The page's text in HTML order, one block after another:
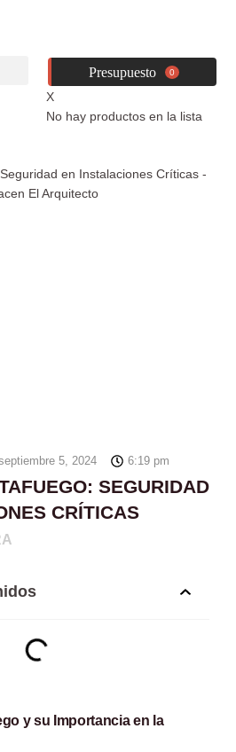
0
X
No hay productos en la lista
5, 2024 6:19 pm
SEGURIDAD
CRÍTICAS
y su Importancia en la